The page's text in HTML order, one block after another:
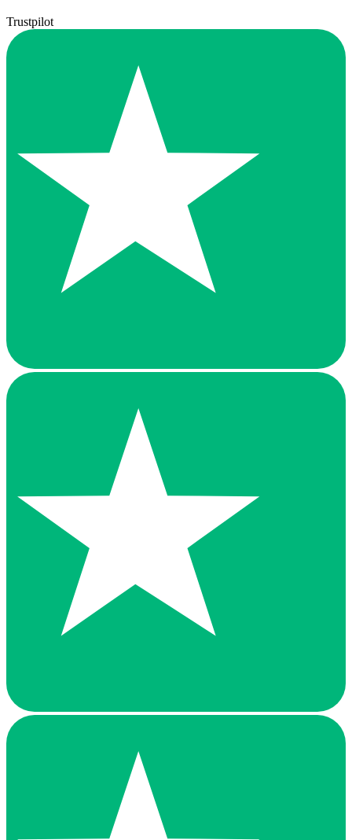
Trustpilot